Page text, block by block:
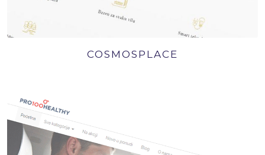
COSMOSPLACE